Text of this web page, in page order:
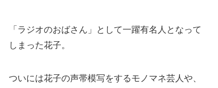
「ラジオのおばさん」として一躍有名人となって
しまった花子。
ついには花子の声帯模写をするモノマネ芸人や、